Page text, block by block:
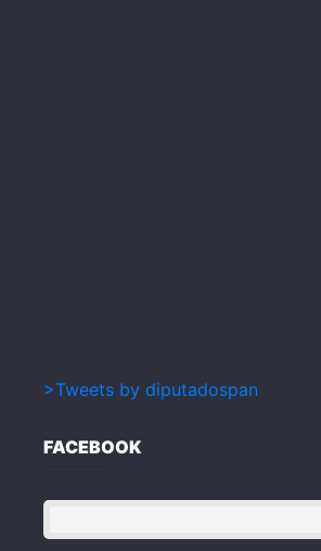
>Tweets by diputadospan
FACEBOOK